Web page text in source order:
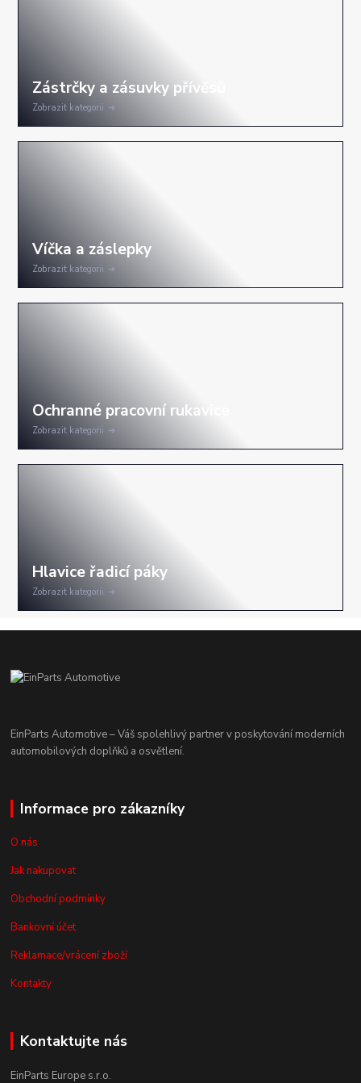
Zobrazit kategorii
Zobrazit kategorii
Zobrazit kategorii
Zobrazit kategorii
EinParts Automotive – Váš spolehlivý partner v poskytování moderních
automobilových doplňků a osvětlení.
Informace pro zákazníky
O nás
Jak nakupovat
Obchodní podmínky
Bankovní účet
Reklamace/vrácení zboží
Kontakty
Kontaktujte nás
EinParts Europe s.r.o.